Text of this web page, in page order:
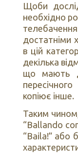
Щоби
необхідно
достатніми
в цій
декілька
що мають
копіює інше.
Таким
“Ballando
“Baila!” або